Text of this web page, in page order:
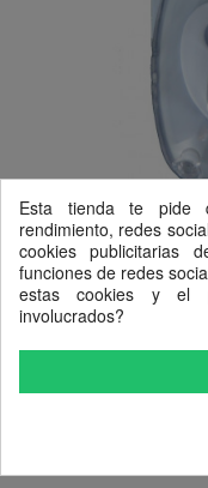
Esta tienda te pide
rendimiento, redes
cookies publicitarias
funciones de redes
estas cookies y el
involucrados?